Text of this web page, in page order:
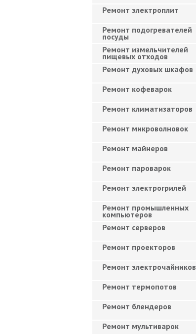
Ремонт электроплит
Ремонт подогревателей
посуды
Ремонт измельчителей
пищевых отходов
Ремонт духовых шкафов
Ремонт кофеварок
Ремонт климатизаторов
Ремонт микроволновок
Ремонт майнеров
Ремонт пароварок
Ремонт электрогрилей
Ремонт промышленных
компьютеров
Ремонт серверов
Ремонт проекторов
Ремонт электрочайников
Ремонт термопотов
Ремонт блендеров
Ремонт мультиварок